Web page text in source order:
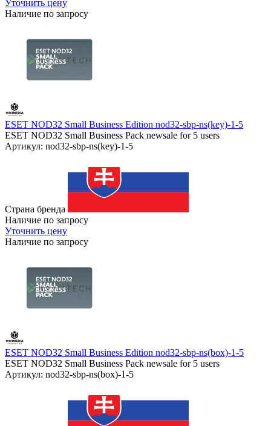
Уточнить цену
Наличие по запросу
ESET NOD32 Small Business Edition nod32-sbp-ns(key)-1-5
ESET NOD32 Small Business Pack newsale for 5 users
Артикул: nod32-sbp-ns(key)-1-5
Страна бренда
Наличие по запросу
Уточнить цену
Наличие по запросу
ESET NOD32 Small Business Edition nod32-sbp-ns(box)-1-5
ESET NOD32 Small Business Pack newsale for 5 users
Артикул: nod32-sbp-ns(box)-1-5